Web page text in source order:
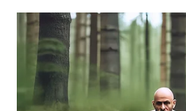
BOGOR
WN
DEPOK
WN